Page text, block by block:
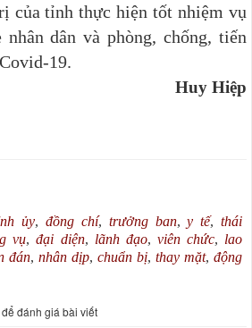
của tỉnh thực hiện tốt nhiệm vụ
nhân dân và phòng, chống, tiến
19.
Huy Hiệp
ủy,đồng chí, trưởng ban,y tế,thái
vụ,đại diện, lãnh đạo, viên chức, lao
đán, nhân dịp, chuẩn bị, thay mặt, động
đánh giá bài viết